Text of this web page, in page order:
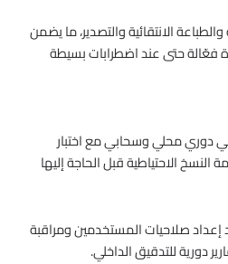
الانتقائية والتصدير، ما يضمن
فعّالة حتى عند اضطرابات بسيطة
دوري محلي وسحابي مع اختبار
النسخ الاحتياطية قبل الحاجة إليها
إعداد صلاحيات المستخدمين ومراقبة
دورية للتدقيق الداخلي.